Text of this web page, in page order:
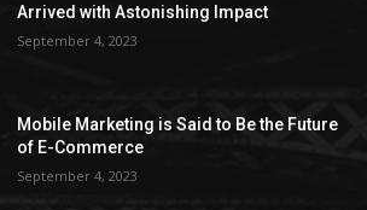
Arrived with Astonishing Impact
September 4, 2023
Mobile Marketing is Said to Be the Future
of E-Commerce
September 4, 2023